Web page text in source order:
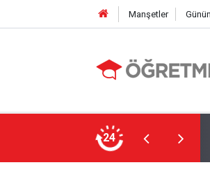
Manşetler
24